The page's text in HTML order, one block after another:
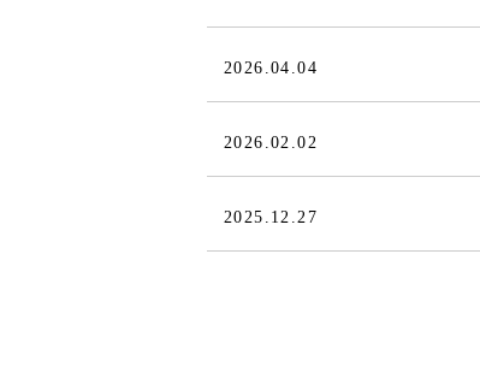
2026.04.04
2026.02.02
2025.12.27